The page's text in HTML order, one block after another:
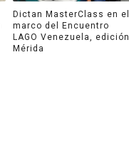
Dictan MasterClass en el
marco del Encuentro
LAGO Venezuela, edición
Mérida